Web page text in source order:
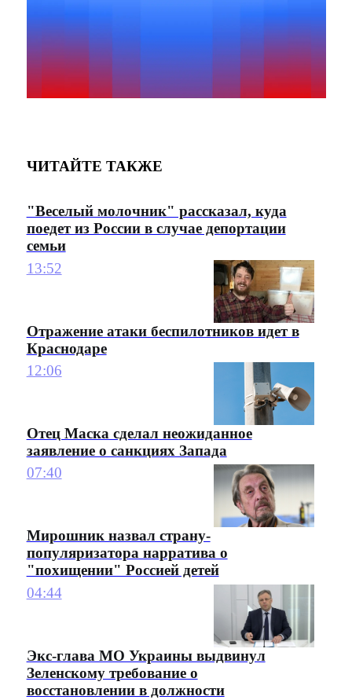
ЧИТАЙТЕ ТАКЖЕ
"Веселый молочник" рассказал, куда
поедет из России в случае депортации
семьи
13:52
Отражение атаки беспилотников идет в
Краснодаре
12:06
Отец Маска сделал неожиданное
заявление о санкциях Запада
07:40
Мирошник назвал страну-
популяризатора нарратива о
"похищении" Россией детей
04:44
Экс-глава МО Украины выдвинул
Зеленскому требование о
восстановлении в должности